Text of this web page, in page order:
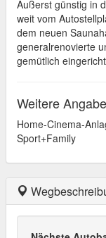
Äußerst günstig in
weit vom
dem neuen
generalrenovierte
gemütlich
Weitere
Home-Cinema-
Sport+Family